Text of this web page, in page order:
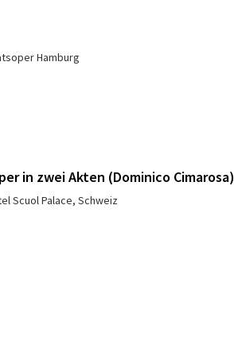
Hamburg
in zwei Akten (Dominico Cimarosa)
Scuol Palace, Schweiz